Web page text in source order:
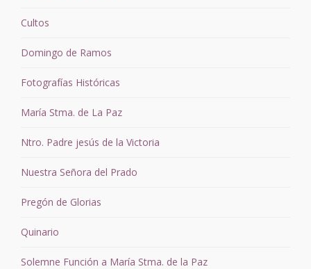
Cultos
Domingo de Ramos
Fotografías Históricas
María Stma. de La Paz
Ntro. Padre jesús de la Victoria
Nuestra Señora del Prado
Pregón de Glorias
Quinario
Solemne Función a María Stma. de la Paz